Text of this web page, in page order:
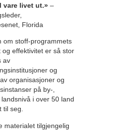
vare livet ut.» –
Florida
om stoff-programmets
og effektivitet er så stor
av
og
organisasjoner og
på by-,
i over 50 land
til seg.
materialet tilgjengelig